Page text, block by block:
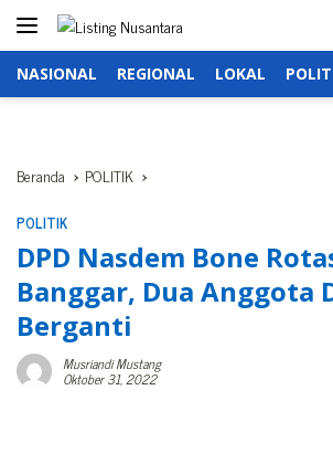
konten
NASIONAL REGIONAL LOKAL
Beranda POLITIK
POLITIK
DPD Nasdem Bone
Banggar, Dua Anggota
Berganti
Musriandi Mustang
Oktober 31, 2022